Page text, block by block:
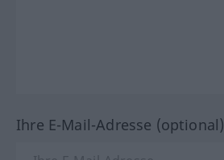
Ihre E-Mail-Adresse (optional)